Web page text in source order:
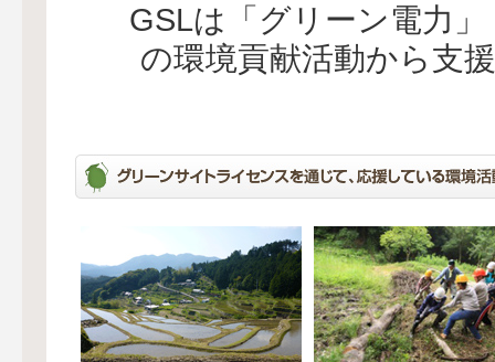
GSLは「グリーン電力
の環境貢献活動から支